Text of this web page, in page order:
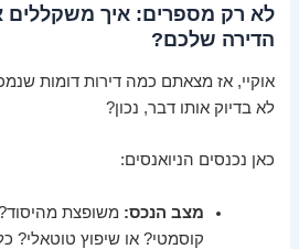
לא רק מספרים: איך משקללים
הדירה שלכם?
אוקיי, אז מצאתם כמה דירות דומות
לא בדיוק אותו דבר, נכון?
כאן נכנסים הניואנסים:
מצב הנכס: משופצת
קוסמטי? או שיפוץ טוטאלי?